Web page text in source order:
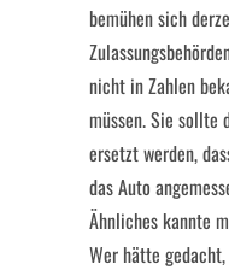
bemühen sich
nicht in Zahlen
müssen. Sie sollte
ersetzt werden,
das Auto
Ähnliches kannte
Wer hätte